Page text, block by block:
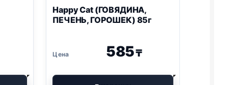
Happy Cat (ГОВЯДИНА,
ПЕЧЕНЬ, ГОРОШЕК) 85г
585₸